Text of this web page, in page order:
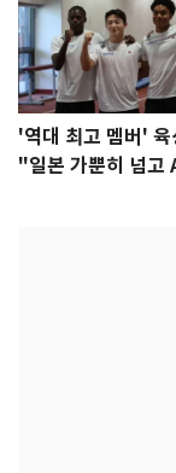
'역대 최고 멤버' 육
"일본 가뿐히 넘고